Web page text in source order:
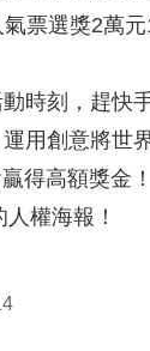
票選獎2萬元
時刻，趕快
用創意將世
得高額獎金！
權海報！